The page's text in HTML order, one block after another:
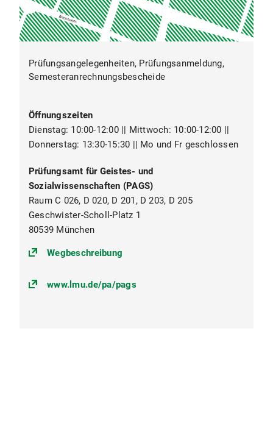
Prüfungsangelegenheiten, Prüfungsanmeldung,
Semesteranrechnungsbescheide
Öffnungszeiten
Dienstag: 10:00-12:00 || Mittwoch: 10:00-12:00 ||
Donnerstag: 13:30-15:30 || Mo und Fr geschlossen
Prüfungsamt für Geistes- und
Sozialwissenschaften (PAGS)
Raum C 026, D 020, D 201, D 203, D 205
Geschwister-Scholl-Platz 1
80539 München
Wegbeschreibung
www.lmu.de/pa/pags